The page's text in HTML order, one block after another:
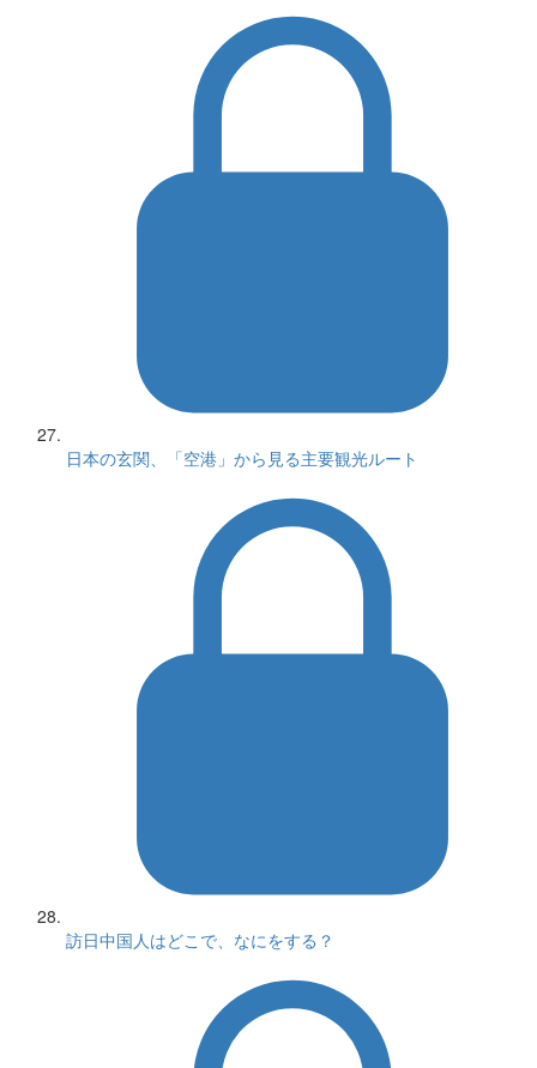
日本の玄関、「空港」から見る主要観光ルート
訪日中国人はどこで、なにをする？